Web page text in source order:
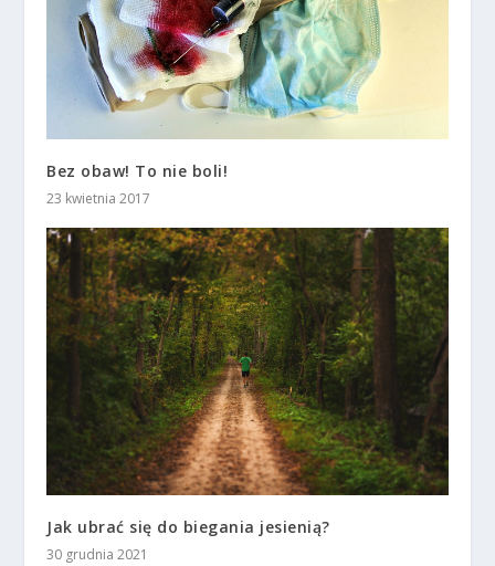
Bez obaw! To nie boli!
23 kwietnia 2017
Jak ubrać się do biegania jesienią?
30 grudnia 2021